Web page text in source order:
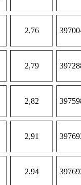
2,76
2,79
2,82
2,91
2,94